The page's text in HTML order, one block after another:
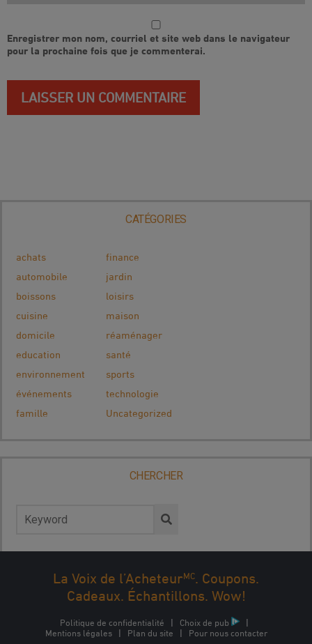
Enregistrer mon nom, courriel et site web dans le navigateur
pour la prochaine fois que je commenterai.
CATÉGORIES
achats
automobile
boissons
cuisine
domicile
education
environnement
événements
famille
finance
jardin
loisirs
maison
réaménager
santé
sports
technologie
Uncategorized
CHERCHER
La Voix de l’AcheteurMC. Coupons.
Cadeaux. Échantillons. Wow!
Politique de confidentialité | Choix de pub
|
Mentions légales
| Plan du site | Pour nous contacter